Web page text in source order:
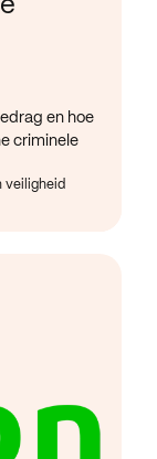
en hoe
criminele
veiligheid